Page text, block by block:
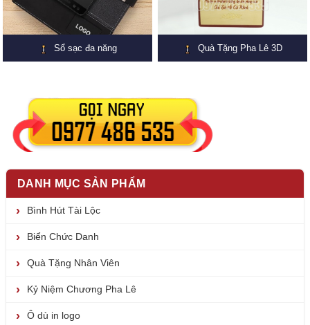
Sổ sạc đa năng Quà Tặng Pha Lê 3D
DANH MỤC SẢN PHẨM
Bình Hút Tài Lộc
Biển Chức Danh
Quà Tặng Nhân Viên
Kỷ Niệm Chương Pha Lê
Ô dù in logo